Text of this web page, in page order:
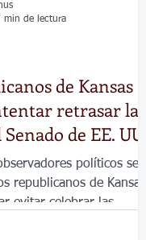
de Kansas
retrasar la
de EE. UU.
deja el cargo
políticos se
republicanos de Kansas
evitar celebrar las
min de lectura